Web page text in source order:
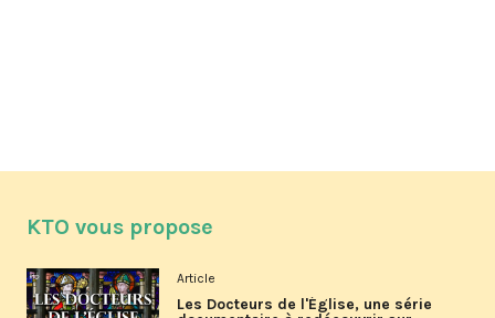
KTO vous propose
Article
Les Docteurs de l'Église, une série